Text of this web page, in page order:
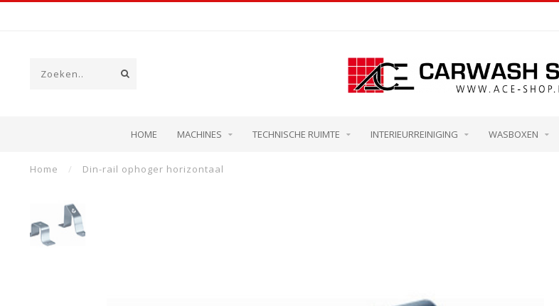
HOME MACHINES TECHNISCHE RUIMTE INTERIEURREINIGING WASBOXEN
Home / Din-rail ophoger horizontaal